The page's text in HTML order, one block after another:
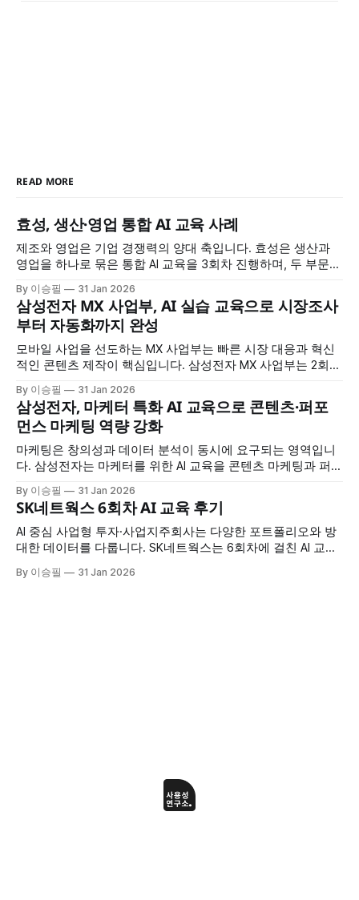
READ MORE
효성, 생산·영업 통합 AI 교육 사례
제조와 영업은 기업 경쟁력의 양대 축입니다. 효성은 생산과
영업을 하나로 묶은 통합 AI 교육을 3회차 진행하며, 두 부문이
색부터 데이터 분석, 보고서 작성, 맞춤형 AI 도구 제작까지, 실
무 전 과정을 AI로 혁신하는 방법을 배웠습니다. 교육 개요 * 교
By 이승필 31 Jan 2026
삼성전자 MX 사업부, AI 실습 교육으로 시장조사
부터 자동화까지 완성
모바일 사업을 선도하는 MX 사업부는 빠른 시장 대응과 혁신
적인 콘텐츠 제작이 핵심입니다. 삼성전자 MX 사업부는 2회차
성, 업무 자동화까지 AI를 전방위로 활용하는 방법을 습득했습
니다. 교육 개요 * 교육 대상: 삼성전자 MX 사업부 * 교육 횟수:
2회차 * 교육 시간: 회차당 7시간 * 교육 특징: 시장조사·멀티
미디어
By 이승필 31 Jan 2026
삼성전자, 마케터 특화 AI 교육으로 콘텐츠·퍼포
먼스 마케팅 역량 강화
마케팅은 창의성과 데이터 분석이 동시에 요구되는 영역입니
다. 삼성전자는 마케터를 위한 AI 교육을 콘텐츠 마케팅과 퍼포
용법을 집중적으로 훈련했습니다. 교육 개요 * 교육 대상: 삼성
전자 마케터 * 교육 구성: 총 4회차 (콘텐츠 마케팅 2회 + 퍼포
먼스 마케팅 2회) * 교육 시간: 회차당 7시간 * 교육 특징: 마케
팅 직무
By 이승필 31 Jan 2026
SK네트웍스 6회차 AI 교육 후기
AI 중심 사업형 투자·사업지주회사는 다양한 포트폴리오와 방
대한 데이터를 다룹니다. SK네트웍스는 6회차에 걸친 AI 교육
미지 제작까지 실무 전반에 AI를 적용하는 방법을 습득했습니
By 이승필 31 Jan 2026